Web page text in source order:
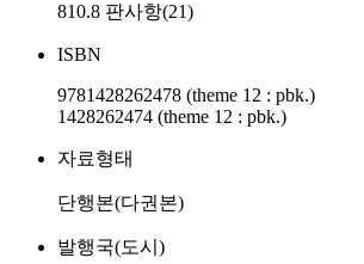
810.8 판사항(21)
ISBN
9781428262478 (theme 12 : pbk.)
1428262474 (theme 12 : pbk.)
자료형태
단행본(다권본)
발행국(도시)